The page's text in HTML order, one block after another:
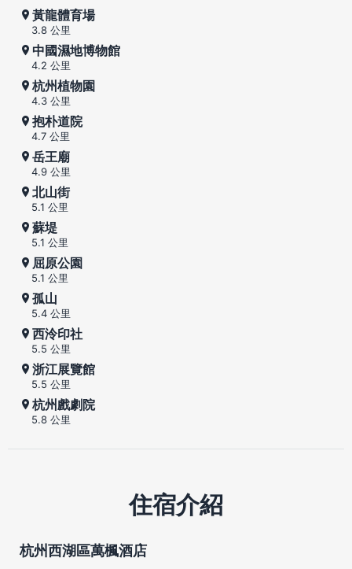
黃龍體育場
3.8 公里
中國濕地博物館
4.2 公里
杭州植物園
4.3 公里
抱朴道院
4.7 公里
岳王廟
4.9 公里
北山街
5.1 公里
蘇堤
5.1 公里
屈原公園
5.1 公里
孤山
5.4 公里
西泠印社
5.5 公里
浙江展覽館
5.5 公里
杭州戲劇院
5.8 公里
住宿介紹
杭州西湖區萬楓酒店